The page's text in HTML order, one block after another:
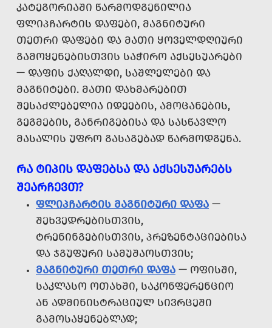
ᲙᲐᲢᲔᲒᲝᲠᲘᲐᲨᲘ ᲬᲐᲠᲛᲝᲓᲒᲔᲜᲘᲚᲘᲐ
ᲤᲚᲘᲞᲩᲐᲠᲢᲘᲡ ᲓᲐᲤᲔᲑᲘ, ᲛᲐᲒᲜᲘᲢᲣᲠᲘ
ᲗᲔᲗᲠᲘ ᲓᲐᲤᲔᲑᲘ ᲓᲐ ᲛᲐᲗᲘ ᲧᲝᲕᲔᲚᲓᲦᲘᲣᲠᲘ
ᲒᲐᲛᲝᲧᲔᲜᲔᲑᲘᲡᲗᲕᲘᲡ ᲡᲐᲭᲘᲠᲝ ᲐᲥᲡᲔᲡᲣᲐᲠᲔᲑᲘ
— ᲓᲐᲤᲘᲡ ᲥᲐᲦᲐᲚᲓᲘ, ᲡᲐᲨᲚᲔᲚᲔᲑᲘ ᲓᲐ
ᲛᲐᲒᲜᲘᲢᲔᲑᲘ. ᲛᲐᲗᲘ ᲓᲐᲮᲛᲐᲠᲔᲑᲘᲗ
ᲨᲔᲡᲐᲫᲚᲔᲑᲔᲚᲘᲐ ᲘᲓᲔᲔᲑᲘᲡ, ᲐᲛᲝᲪᲐᲜᲔᲑᲘᲡ,
ᲒᲔᲒᲛᲔᲑᲘᲡ, ᲒᲐᲜᲠᲘᲒᲔᲑᲘᲡᲐ ᲓᲐ ᲡᲐᲡᲬᲐᲕᲚᲝ
ᲛᲐᲡᲐᲚᲘᲡ ᲣᲤᲠᲝ ᲒᲐᲡᲐᲒᲔᲑᲐᲓ ᲬᲐᲠᲛᲝᲓᲒᲔᲜᲐ.
ᲠᲐ ᲢᲘᲞᲘᲡ ᲓᲐᲤᲔᲑᲡᲐ ᲓᲐ ᲐᲥᲡᲔᲡᲣᲐᲠᲔᲑᲡ
ᲨᲔᲐᲠᲩᲔᲕᲗ?
ᲤᲚᲘᲞᲩᲐᲠᲢᲘᲡ ᲛᲐᲒᲜᲘᲢᲣᲠᲘ ᲓᲐᲤᲐ —
ᲨᲔᲮᲕᲔᲓᲠᲔᲑᲘᲡᲗᲕᲘᲡ,
ᲢᲠᲔᲜᲘᲜᲒᲔᲑᲘᲡᲗᲕᲘᲡ, ᲞᲠᲔᲖᲔᲜᲢᲐᲪᲘᲔᲑᲘᲡᲐ
ᲓᲐ ᲯᲒᲣᲤᲣᲠᲘ ᲡᲐᲛᲣᲨᲐᲝᲡᲗᲕᲘᲡ;
ᲛᲐᲒᲜᲘᲢᲣᲠᲘ ᲗᲔᲗᲠᲘ ᲓᲐᲤᲐ — ᲝᲤᲘᲡᲨᲘ,
ᲡᲐᲙᲚᲐᲡᲝ ᲝᲗᲐᲮᲨᲘ, ᲡᲐᲙᲝᲜᲤᲔᲠᲔᲜᲪᲘᲝ
ᲐᲜ ᲐᲓᲛᲘᲜᲘᲡᲢᲠᲐᲪᲘᲣᲚ ᲡᲘᲕᲠᲪᲔᲨᲘ
ᲒᲐᲛᲝᲡᲐᲧᲔᲜᲔᲑᲚᲐᲓ;